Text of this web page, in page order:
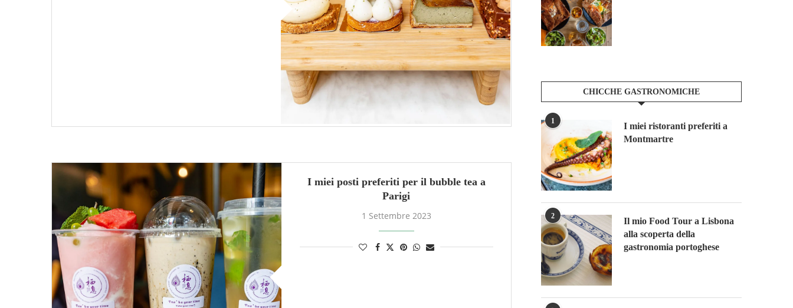
I miei posti preferiti per il bubble tea a
Parigi
1 Settembre 2023
CHICCHE GASTRONOMICHE
1
I miei ristoranti preferiti a
Montmartre
2
Il mio Food Tour a Lisbona
alla scoperta della
gastronomia portoghese